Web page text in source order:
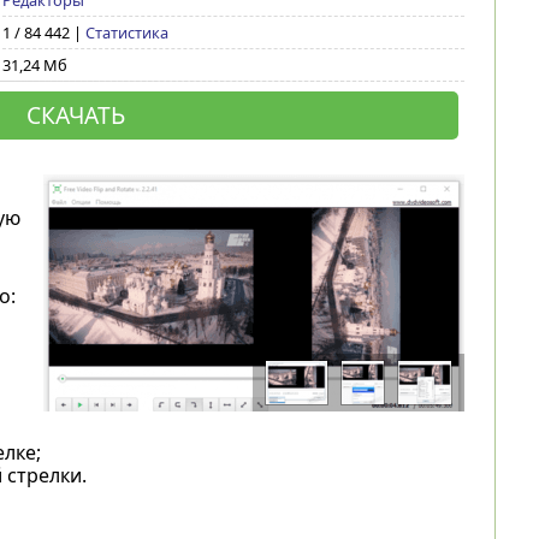
1 / 84 442 | Статистика
31,24 Мб
СКАЧАТЬ